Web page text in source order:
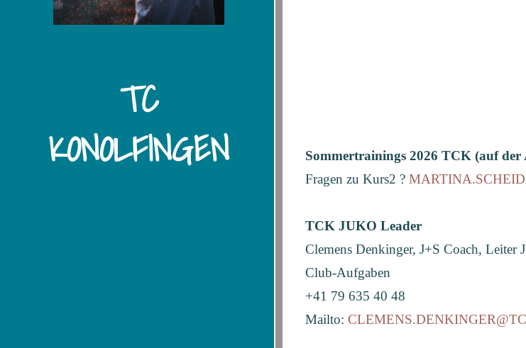
TC
KONOLFINGEN
Sommertrainings 2026 TCK (auf
Fragen zu Kurs2 ?
TCK JUKO Leader
Clemens Denkinger, J+S Coach, Leiter
Club-Aufgaben
+41 79 635 40 48
Mailto: